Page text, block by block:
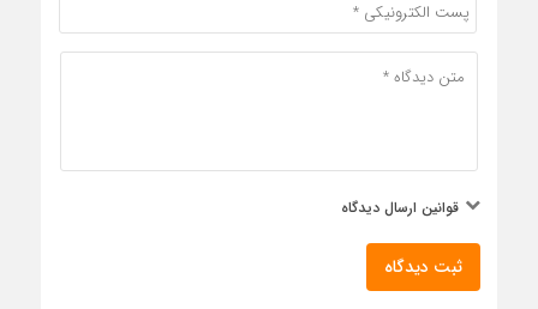
قوانین ارسال دیدگاه
ثبت دیدگاه